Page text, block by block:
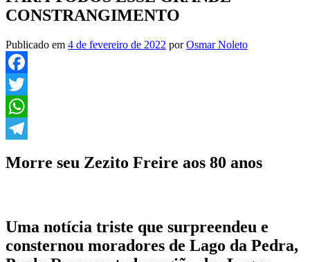
CONSTRANGIMENTO
Publicado em 4 de fevereiro de 2022 porOsmar Noleto
Facebook
Twitter
WhatsApp
Morre seu Zezito Freire aos 80 anos
Uma notícia triste que surpreendeu e
consternou moradores de Lago da Pedra,